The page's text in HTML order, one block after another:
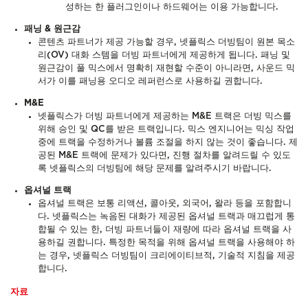
성하는 한 플러그인이나 하드웨어는 이용 가능합니다.
패닝 & 원근감
콘텐츠 파트너가 제공 가능할 경우, 넷플릭스 더빙팀이 원본 목소
리(OV) 대화 스템을 더빙 파트너에게 제공하게 됩니다. 패닝 및
원근감이 풀 믹스에서 명확히 재현할 수준이 아니라면, 사운드 믹
서가 이를 패닝용 오디오 레퍼런스로 사용하길 권합니다.
M&E
넷플릭스가 더빙 파트너에게 제공하는 M&E 트랙은 더빙 믹스를
위해 승인 및 QC를 받은 트랙입니다. 믹스 엔지니어는 믹싱 작업
중에 트랙을 수정하거나 볼륨 조절을 하지 않는 것이 좋습니다. 제
공된 M&E 트랙에 문제가 있다면, 진행 절차를 알려드릴 수 있도
록 넷플릭스의 더빙팀에 해당 문제를 알려주시기 바랍니다.
옵셔널 트랙
옵셔널 트랙은 보통 리액션, 콜아웃, 외국어, 왈라 등을 포함합니
다. 넷플릭스는 녹음된 대화가 제공된 옵셔널 트랙과 매끄럽게 통
합될 수 있는 한, 더빙 파트너들이 재량에 따라 옵셔널 트랙을 사
용하길 권합니다. 특정한 목적을 위해 옵셔널 트랙을 사용해야 하
는 경우, 넷플릭스 더빙팀이 크리에이티브적, 기술적 지침을 제공
합니다.
자료